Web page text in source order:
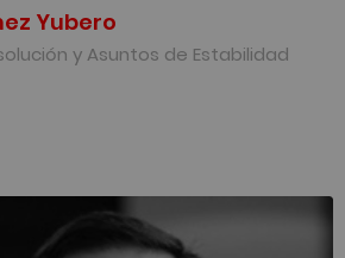
Yubero
y Asuntos de Estabilidad